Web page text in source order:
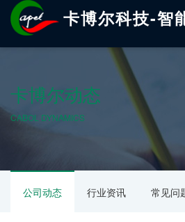
卡博尔科技-智
卡博尔动态
CABOL DYNAMICS
公司动态 行业资讯 常见问